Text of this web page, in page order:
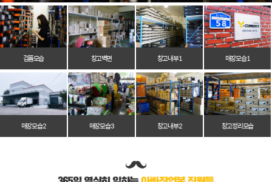
검품모습 창고벽면 창고 내부 1 매장 모습 1
매장 모습 2 매장 모습 3 창고 내부 2 창고 정리 모습